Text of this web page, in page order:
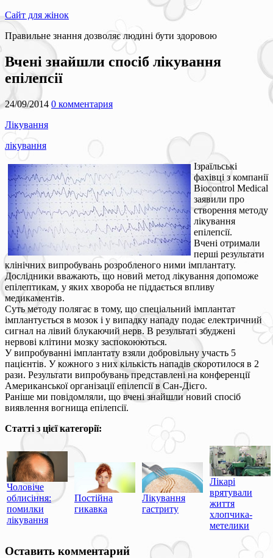
Сайт для жінок
Правильне знання дозволяє людині бути здоровою
Вчені знайшли спосіб лікування
епілепсії
24/09/2014 0 комментария
Лікування
лікування
Ізраїльські
фахівці з компанії
Biocontrol Medical
заявили про
створення методу
лікування
епілепсії.
Вчені отримали
перші результати
клінічних випробувань розробленого ними імплантату.
Дослідники вважають, що новий метод лікування допоможе
епілептикам, у яких хвороба не піддається впливу
медикаментів.
Суть методу полягає в тому, що спеціальний імплантат
імплантується в мозок і у випадку нападу подає електричний
сигнал на лівий блукаючий нерв. В результаті збуджені
нервові клітини мозку заспокоюються.
У випробуванні імплантату взяли добровільну участь 5
пацієнтів. У кожного з них кількість нападів скоротилося в 2
рази. Результати випробувань представлені на конференції
Американської організації епілепсії в Сан-Дієго.
Раніше ми повідомляли, що вчені знайшли новий спосіб
виявлення вогнища епілепсії.
Статті з цієї категорії:
Чоловіче
облисіння:
помилки
лікування
Постійна
гикавка
Лікування
гастриту
Лікарі
врятували
життя
хлопчика-
метелики
Оставить комментарий